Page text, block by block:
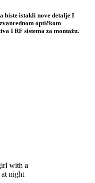
biste istakli nove detalje I
optičkom
I RF sistema za montažu.
with a
night